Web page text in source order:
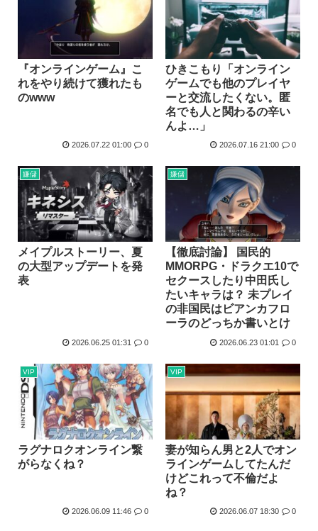
NISAのせいで少子化加速してるけどこれ本当に政策として...
『オンラインゲーム』こ
れをやり続けて獲れたも
のwww
2026.07.22 01:00 0
ひきこもり「オンライン
ゲームでも他のプレイヤ
ーと交流したくない。匿
名でも人と関わるの辛い
んよ…」
2026.07.16 21:00 0
嫌儲
メイプルストーリー、夏
の大型アップデートを発
表
2026.06.25 01:31 0
嫌儲
【徹底討論】 国民的
MMORPG・ドラクエ10で
セクースしたり中田氏し
たいキャラは？ 未プレイ
の非国民はビアンカフロ
ーラのどっちか書いとけ
2026.06.23 01:01 0
VIP
ラグナロクオンライン繋
がらなくね？
2026.06.09 11:46 0
VIP
妻が知らん男と2人でオン
ラインゲームしてたんだ
けどこれって不倫だよ
ね？
2026.06.07 18:30 0